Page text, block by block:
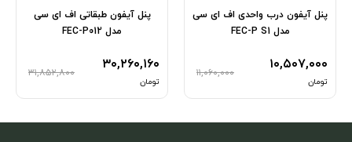
پنل آیفون درب واحدی اف ای سی
مدل FEC-P S1
۱۰,۵۰۷,۰۰۰
تومان
۱۱,۰۶۰,۰۰۰
پنل آیفون طبقاتی اف ای سی
مدل FEC-P012
۳۰,۲۶۰,۱۶۰
تومان
۳۱,۸۵۲,۸۰۰